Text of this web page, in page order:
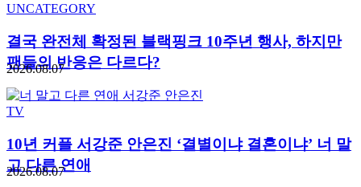
UNCATEGORY
결국 완전체 확정된 블랙핑크 10주년 행사, 하지만
팬들의 반응은 다르다?
2026.08.07
TV
10년 커플 서강준 안은진 ‘결별이냐 결혼이냐’ 너 말
고 다른 연애
2026.08.07